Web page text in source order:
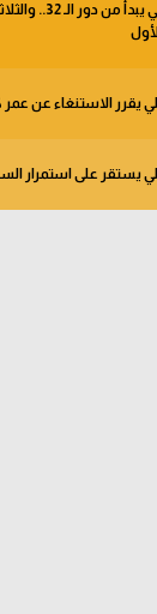
خبر في الجول -
يقرر الاستنغاء عن
يستقر على استمرار